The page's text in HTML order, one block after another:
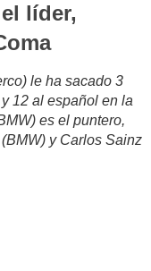
líder,
le ha sacado 3
12 al español en la
es el puntero,
y Carlos Sainz